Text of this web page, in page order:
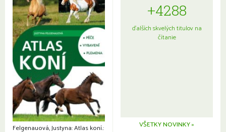
Felgenauová, Justyna: Atlas koní.:
+4288
ďalších skvelých titulov na
čítanie
VŠETKY NOVINKY »